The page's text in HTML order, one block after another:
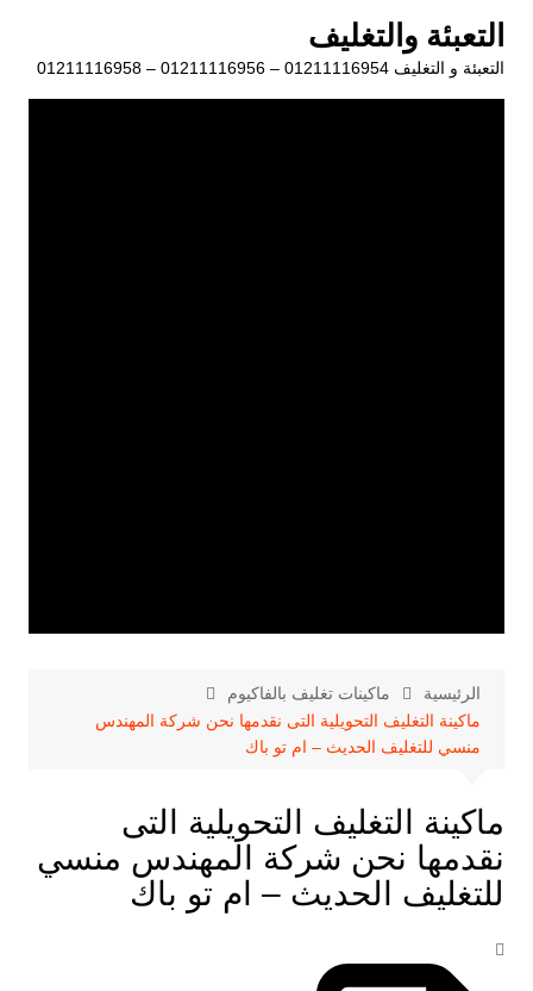
المحتوى
التعبئة والتغليف
التعبئة و التغليف 01211116954 – 01211116956 – 01211116958
الرئيسية
ماكينات تغليف بالفاكيوم
ماكينة التغليف التحويلية التى نقدمها نحن شركة المهندس
منسي للتغليف الحديث – ام تو باك
ماكينة التغليف التحويلية التى
نقدمها نحن شركة المهندس منسي
للتغليف الحديث – ام تو باك